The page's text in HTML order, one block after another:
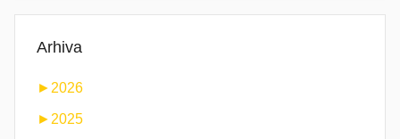
Arhiva
► 2026
► 2025